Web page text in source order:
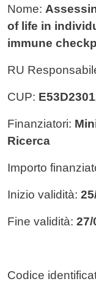
Nome:
of life in
immune
RU
CUP:
Finanziatori:
Ricerca
Importo
Inizio validità:
Fine validità: 27/
Codice